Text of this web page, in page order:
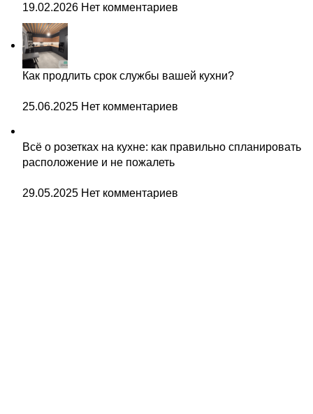
19.02.2026 Нет комментариев
Как продлить срок службы вашей кухни?
25.06.2025 Нет комментариев
Всё о розетках на кухне: как правильно спланировать
расположение и не пожалеть
29.05.2025 Нет комментариев